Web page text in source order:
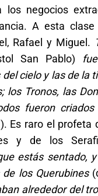
los negocios
A esta
Rafael y Miguel.
San Pablo)
del cielo y las de la
los Tronos, las
fueron
Es raro el profeta
y de los
estás sentado,
los Querubines
alrededor del